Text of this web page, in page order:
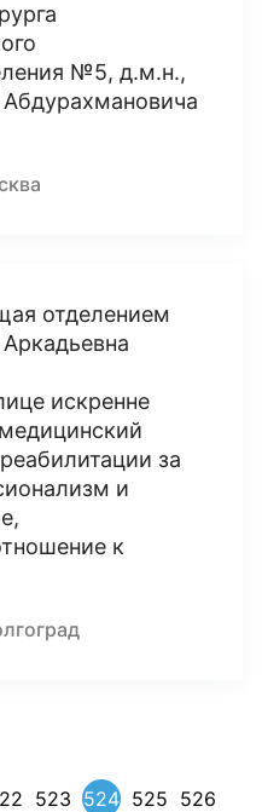
№5, д.м.н.,
отделением
искренне
за
и
к
523 524 525 526